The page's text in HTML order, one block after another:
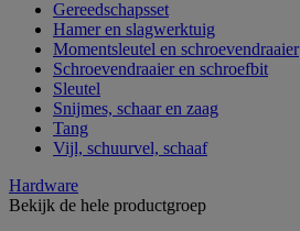
Gereedschapsset
Hamer en slagwerktuig
Momentsleutel en schroevendraaier
Schroevendraaier en schroefbit
Sleutel
Snijmes, schaar en zaag
Tang
Vijl, schuurvel, schaaf
Hardware
Bekijk de hele productgroep